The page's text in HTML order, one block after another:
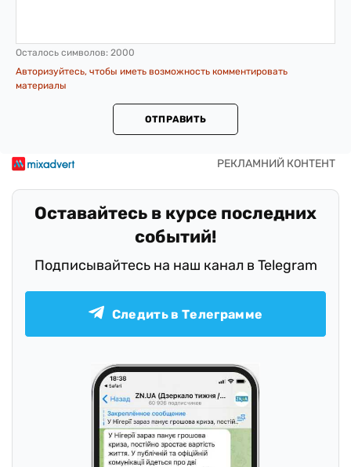
Осталось символов: 2000
Авторизуйтесь, чтобы иметь возможность комментировать
материалы
ОТПРАВИТЬ
Оставайтесь в курсе последних
событий!
Подписывайтесь на наш канал в Telegram
Следить в Телеграмме